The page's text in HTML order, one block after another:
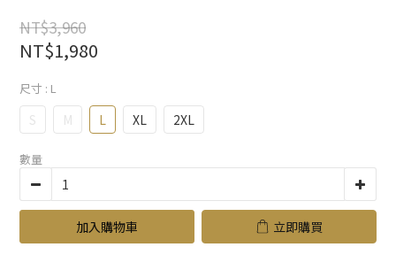
NT$3,960
NT$1,980
尺寸 : L
S M L XL 2XL
數量
加入購物車 立即購買